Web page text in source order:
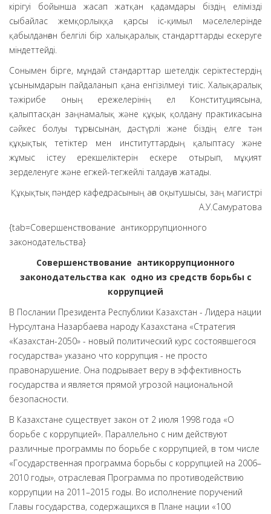
кірігуі бойынша жасап жатқан қадамдары біздің елімізді
сыбайлас жемқорлыққа қарсы іс-қимыл мәселелерінде
қабылданған белгілі бір халықаралық стандарттарды ескеруге
міндеттейді.
Сонымен бірге, мұндай стандарттар шетелдік серіктестердің
ұсынымдарын пайдаланып қана енгізілмеуі тиіс. Халықаралық
тәжірибе оның ережелерінің ел Конституциясына,
қалыптасқан заңнамалық және құқық қолдану практикасына
сәйкес болуы тұрғысынан, дәстүрлі және біздің елге тән
құқықтық тетіктер мен институттардың қалыптасу және
жұмыс істеу ерекшеліктерін ескере отырып, мұқият
зерделенуге және егжей-тегжейлі талдауға жатады.
Құқықтық пәндер кафедрасының аға оқытушысы, заң магистрі
А.У.Самуратова
{tab=Совершенствование антикоррупционного
законодательства}
Совершенствование антикоррупционного
законодательства как одно из средств борьбы с
коррупцией
В Послании Президента Республики Казахстан - Лидера нации
Нурсултана Назарбаева народу Казахстана «Стратегия
«Казахстан-2050» - новый политический курс состоявшегося
государства» указано что коррупция - не просто
правонарушение. Она подрывает веру в эффективность
государства и является прямой угрозой национальной
безопасности.
В Казахстане существует закон от 2 июля 1998 года «О
борьбе с коррупцией». Параллельно с ним действуют
различные программы по борьбе с коррупцией, в том числе
«Государственная программа борьбы с коррупцией на 2006–
2010 годы», отраслевая Программа по противодействию
коррупции на 2011–2015 годы. Во исполнение поручений
Главы государства, содержащихся в Плане нации «100